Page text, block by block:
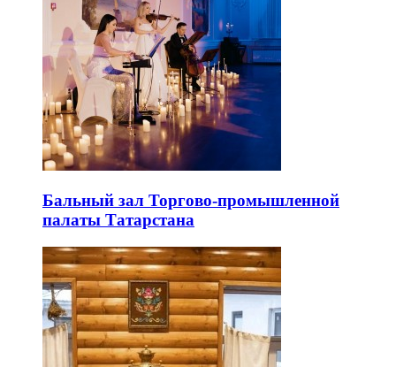
Бальный зал Торгово-промышленной
палаты Татарстана